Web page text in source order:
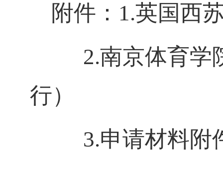
附件： 1.英国西
2.南京体育学
行）
3.申请材料附